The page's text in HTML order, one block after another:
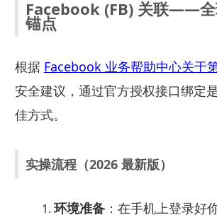
Facebook (FB) 关联——全
锚点
根据 Facebook 业务帮助中心关于
安全建议，通过官方授权接口绑定
佳方式。
实操流程（2026 最新版）
环境准备：在手机上登录好